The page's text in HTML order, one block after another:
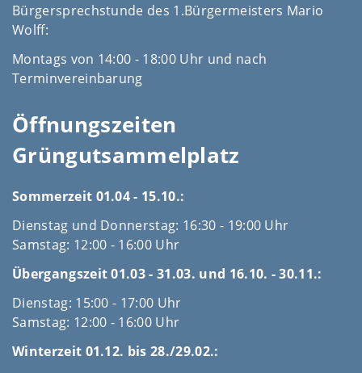
Bürgersprechstunde des 1.Bürgermeisters Mario
Wolff:
Montags von 14:00 - 18:00 Uhr und nach
Terminvereinbarung
Öffnungszeiten
Grüngutsammelplatz
Sommerzeit 01.04 - 15.10.:
Dienstag und Donnerstag: 16:30 - 19:00 Uhr
Samstag: 12:00 - 16:00 Uhr
Übergangszeit 01.03 - 31.03. und 16.10. - 30.11.:
Dienstag: 15:00 - 17:00 Uhr
Samstag: 12:00 - 16:00 Uhr
Winterzeit 01.12. bis 28./29.02.: